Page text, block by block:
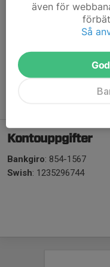
Medlemmarnas
Vi betalar medlemsavgift
Vi deltar på 3
Vi säljer 6
Vi säljer 6 bingolotter/
Kontouppgifter
Bankgiro: 854-1567
Swish: 1235296744
även för
Så